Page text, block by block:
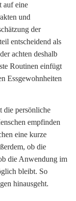
auf eine
und
der
entscheidend als
achten deshalb
Routinen einfügt
Essgewohnheiten
die persönliche
empfinden
eine kurze
ob die
die Anwendung im
bleibt. So
hinausgeht.